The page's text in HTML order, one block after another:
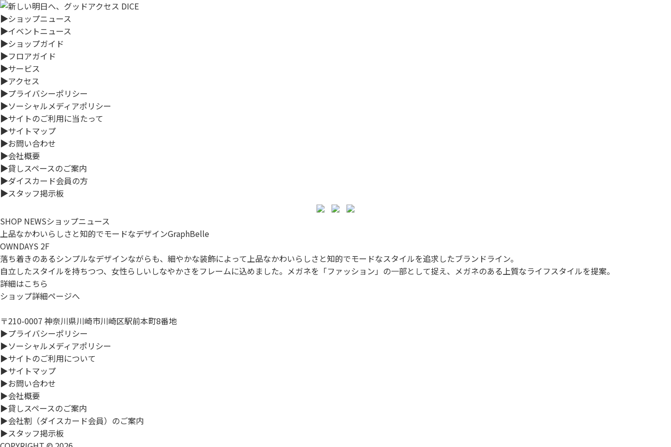
▶ショップニュース
▶イベントニュース
▶ショップガイド
▶フロアガイド
▶サービス
▶アクセス
▶プライバシーポリシー
▶ソーシャルメディアポリシー
▶サイトのご利用に当たって
▶サイトマップ
▶お問い合わせ
▶会社概要
▶貸しスペースのご案内
▶ダイスカード会員の方
▶スタッフ掲示板
SHOP NEWSショップニュース
上品なかわいらしさと知的でモードなデザインGraphBelle
OWNDAYS 2F
落ち着きのあるシンプルなデザインながらも、細やかな装飾によって上品なかわいらしさと知的でモードなスタイルを追求したブランドライン。
自立したスタイルを持ちつつ、女性らしいしなやかさをフレームに込めました。メガネを「ファッション」の一部として捉え、メガネのある上質なライフスタイルを提案。
詳細はこちら
ショップ詳細ページへ
〒210-0007 神奈川県川崎市川崎区駅前本町8番地
▶プライバシーポリシー
▶ソーシャルメディアポリシー
▶サイトのご利用について
▶サイトマップ
▶お問い合わせ
▶会社概要
▶貸しスペースのご案内
▶会社割（ダイスカード会員）のご案内
▶スタッフ掲示板